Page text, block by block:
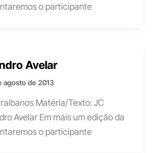
o participante
Avelar
agosto de 2013
Matéria/Texto: JC
Avelar Em mais um edição da
o participante